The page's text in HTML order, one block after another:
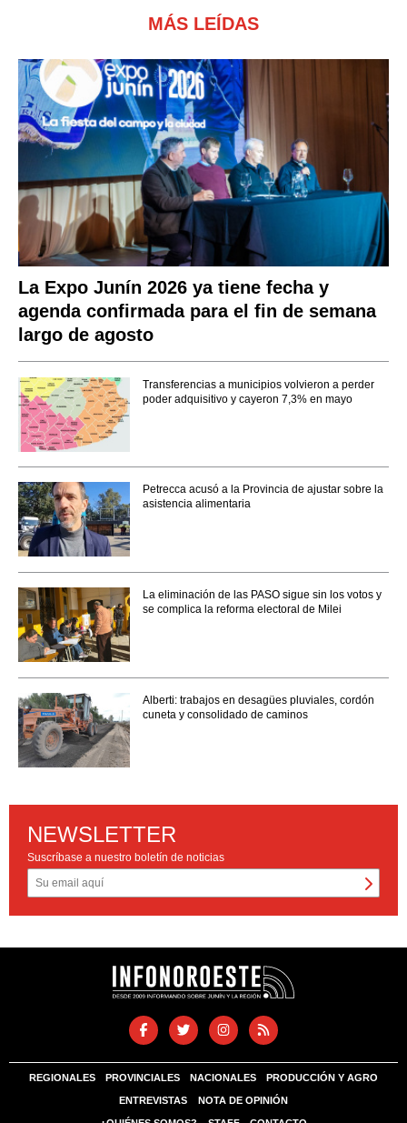
MÁS LEÍDAS
La Expo Junín 2026 ya tiene fecha y
agenda confirmada para el fin de semana
largo de agosto
Transferencias a municipios volvieron a perder
poder adquisitivo y cayeron 7,3% en mayo
Petrecca acusó a la Provincia de ajustar sobre la
asistencia alimentaria
La eliminación de las PASO sigue sin los votos y
se complica la reforma electoral de Milei
Alberti: trabajos en desagües pluviales, cordón
cuneta y consolidado de caminos
NEWSLETTER
Suscríbase a nuestro boletín de noticias
REGIONALES PROVINCIALES NACIONALES PRODUCCIÓN Y AGRO
ENTREVISTAS NOTA DE OPINIÓN